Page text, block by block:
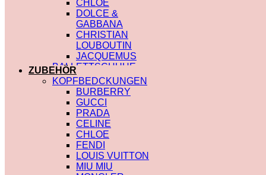
CHLOE
DOLCE &
GABBANA
CHRISTIAN
LOUBOUTIN
JACQUEMUS
BALLETTSCHUHE
LOUIS VUITTON
ZUBEHÖR
KOPFBEDCKUNGEN
BURBERRY
GUCCI
PRADA
CELINE
CHLOE
FENDI
LOUIS VUITTON
MIU MIU